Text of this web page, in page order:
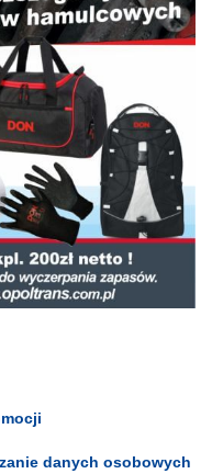
danych osobowych